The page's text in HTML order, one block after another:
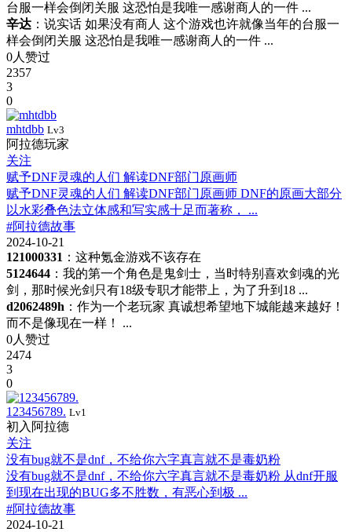
台服一样会倒闭关服 这恐怕是我唯一感谢商人的一件 ...
辛达 ：说实话 如果没有商人 这个游戏也许就像当年的台服一
样会倒闭关服 这恐怕是我唯一感谢商人的一件 ...
0人赞过
2357
3
0
mhtdbb Lv3
阿拉德玩家
关注
赋予DNF灵魂的人们 解读DNF部门原画师
赋予DNF灵魂的人们 解读DNF部门原画师 DNF的原画大部分
以水彩叠色法立体感和写实感十足而著称， ...
#阿拉德故事
2024-10-21
121000331 ：这种氪金游戏不该存在
5124644 ：我的第一个角色是鬼剑士，当时特别喜欢剑魂的光
剑，那时候光剑只有18级专职才能带上，为了升到18 ...
d2062489h ：作为一个老玩家 真诚想希望地下城能越来越好！
而不是像现在一样！ ...
0人赞过
2474
3
0
123456789. Lv1
初入阿拉德
关注
没有bug就不是dnf，不给你六字真言就不是毒奶粉
没有bug就不是dnf，不给你六字真言就不是毒奶粉 从dnf开服
到现在出现的BUG多不胜数，有恶心到极 ...
#阿拉德故事
2024-10-21